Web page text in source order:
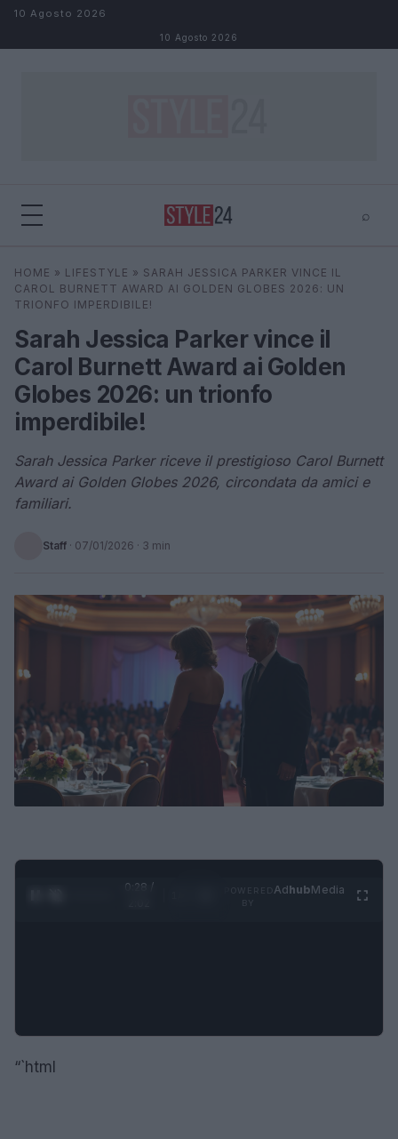
Salta al contenuto
10 Agosto 2026
10 Agosto 2026
⌕
Cerca ⌕
HOME » LIFESTYLE » SARAH JESSICA PARKER VINCE IL
CAROL BURNETT AWARD AI GOLDEN GLOBES 2026: UN
TRIONFO IMPERDIBILE!
Sarah Jessica Parker vince il
Carol Burnett Award ai Golden
Globes 2026: un trionfo
imperdibile!
Sarah Jessica Parker riceve il prestigioso Carol Burnett
Award ai Golden Globes 2026, circondata da amici e
familiari.
Staff · 07/01/2026 · 3 min
0:29 /
AdhubMedia
“`html